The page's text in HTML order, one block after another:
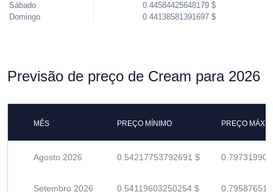
Sábado
Domingo
0.44584425648179 $
0.44138581391697 $
Previsão de preço de Cream para 2026
MÊS PREÇO MÍNIMO PREÇO
Agosto 2026 0.54217753792691 $
Setembro 2026 0.54119603250254 $